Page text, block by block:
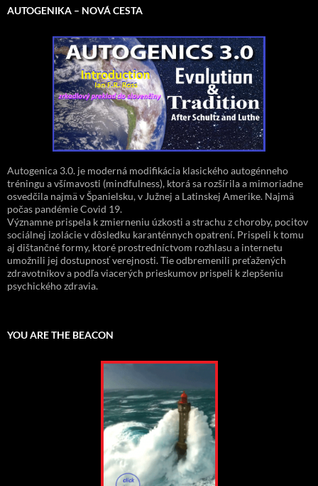
AUTOGENIKA – NOVÁ CESTA
Autogenica 3.0. je moderná modifikácia klasického autogénneho
tréningu a všímavosti (mindfulness), ktorá sa rozšírila a mimoriadne
osvedčila najmä v Španielsku, v Južnej a Latinskej Amerike. Najmä
počas pandémie Covid 19.
Významne prispela k zmierneniu úzkosti a strachu z choroby, pocitov
sociálnej izolácie v dôsledku karanténnych opatrení. Prispeli k tomu
aj dištančné formy, ktoré prostredníctvom rozhlasu a internetu
umožnili jej dostupnosť verejnosti. Tie odbremenili preťažených
zdravotníkov a podľa viacerých prieskumov prispeli k zlepšeniu
psychického zdravia.
YOU ARE THE BEACON